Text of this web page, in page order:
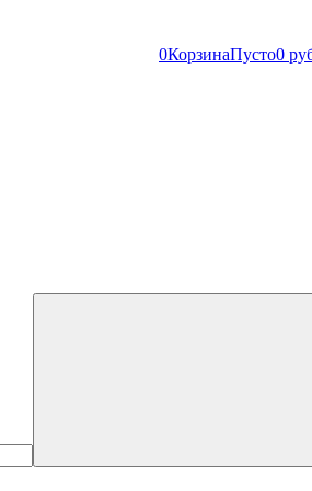
0КорзинаПусто0